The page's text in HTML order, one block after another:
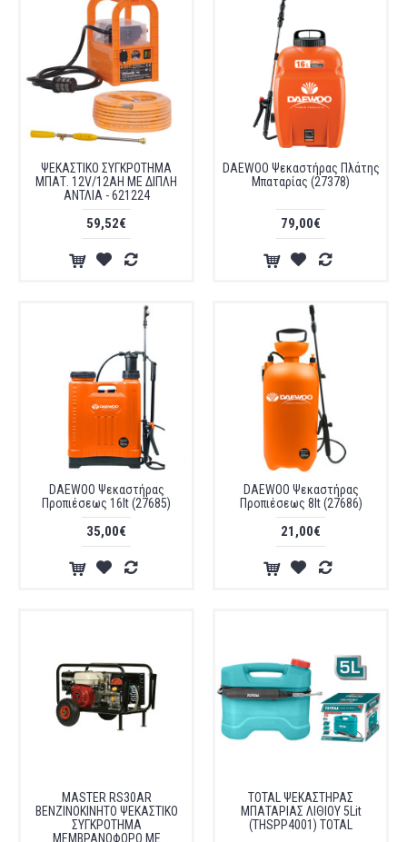
ΨΕΚΑΣΤΙΚΟ ΣΥΓΚΡΟΤΗΜΑ
ΜΠΑΤ. 12V/12AH ΜΕ ΔΙΠΛΗ
ΑΝΤΛΙΑ - 621224
59,52€
DAEWOO Ψεκαστήρας Πλάτης
Μπαταρίας (27378)
79,00€
DAEWOO Ψεκαστήρας
Προπιέσεως 16lt (27685)
35,00€
DAEWOO Ψεκαστήρας
Προπιέσεως 8lt (27686)
21,00€
MASTER RS30AR
ΒΕΝΖΙΝΟΚΙΝΗΤΟ ΨΕΚΑΣΤΙΚΟ
ΣΥΓΚΡΟΤΗΜΑ
ΜΕΜΒΡΑΝΟΦΟΡΟ ΜΕ
TOTAL ΨΕΚΑΣΤΗΡΑΣ
ΜΠΑΤΑΡΙΑΣ ΛΙΘΙΟΥ 5Lit
(THSPP4001) TOTAL